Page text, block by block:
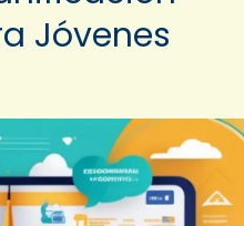
Jóvenes